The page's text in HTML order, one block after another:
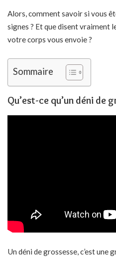
Alors, comment savoir si vous
signes ? Et que disent vraiment
votre corps vous envoie ?
Sommaire
Qu’est-ce qu’un déni de
Un déni de grossesse, c’est une